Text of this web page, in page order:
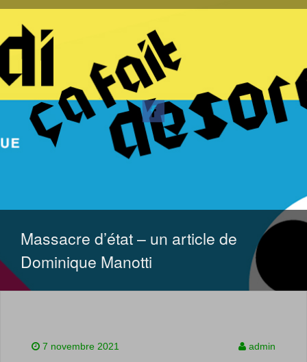
Massacre d’état – un article de
Dominique Manotti
7 novembre 2021 admin